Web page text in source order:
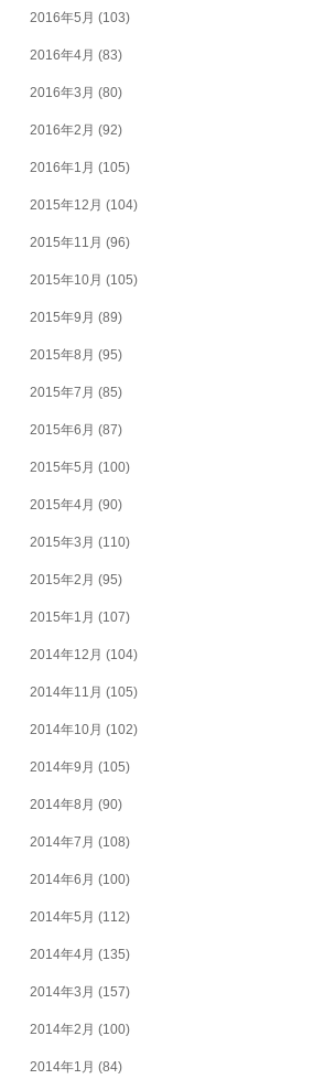
2016年5月 (103)
2016年4月 (83)
2016年3月 (80)
2016年2月 (92)
2016年1月 (105)
2015年12月 (104)
2015年11月 (96)
2015年10月 (105)
2015年9月 (89)
2015年8月 (95)
2015年7月 (85)
2015年6月 (87)
2015年5月 (100)
2015年4月 (90)
2015年3月 (110)
2015年2月 (95)
2015年1月 (107)
2014年12月 (104)
2014年11月 (105)
2014年10月 (102)
2014年9月 (105)
2014年8月 (90)
2014年7月 (108)
2014年6月 (100)
2014年5月 (112)
2014年4月 (135)
2014年3月 (157)
2014年2月 (100)
2014年1月 (84)